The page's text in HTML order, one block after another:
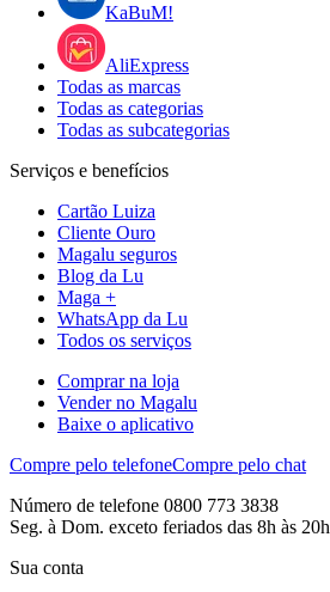
KaBuM!
AliExpress
Todas as marcas
Todas as categorias
Todas as subcategorias
Serviços e benefícios
Cartão Luiza
Cliente Ouro
Magalu seguros
Blog da Lu
Maga +
WhatsApp da Lu
Todos os serviços
Comprar na loja
Vender no Magalu
Baixe o aplicativo
Compre pelo telefoneCompre pelo chat
Número de telefone 0800 773 3838
Seg. à Dom. exceto feriados das 8h às 20h
Sua conta